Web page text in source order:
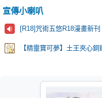
宣傳小喇叭
[R18]咒術五悠R18漫畫新
【精靈寶可夢】土王夾心